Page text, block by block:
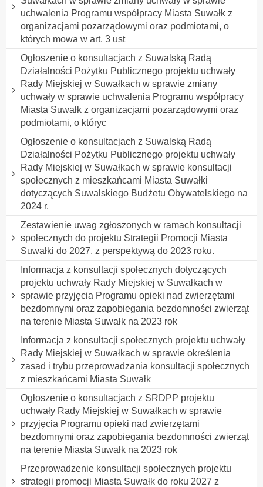
uchwalenia Programu współpracy Miasta Suwałk z
organizacjami pozarządowymi oraz podmiotami, o
których mowa w art. 3 ust
Ogłoszenie o konsultacjach z Suwalską Radą
Działalności Pożytku Publicznego projektu uchwały
Rady Miejskiej w Suwałkach w sprawie zmiany
uchwały w sprawie uchwalenia Programu współpracy
Miasta Suwałk z organizacjami pozarządowymi oraz
podmiotami, o któryc
Ogłoszenie o konsultacjach z Suwalską Radą
Działalności Pożytku Publicznego projektu uchwały
Rady Miejskiej w Suwałkach w sprawie konsultacji
społecznych z mieszkańcami Miasta Suwałki
dotyczących Suwalskiego Budżetu Obywatelskiego na
2024 r.
Zestawienie uwag zgłoszonych w ramach konsultacji
społecznych do projektu Strategii Promocji Miasta
Suwałki do 2027, z perspektywą do 2023 roku.
Informacja z konsultacji społecznych dotyczących
projektu uchwały Rady Miejskiej w Suwałkach w
sprawie przyjęcia Programu opieki nad zwierzętami
bezdomnymi oraz zapobiegania bezdomności zwierząt
na terenie Miasta Suwałk na 2023 rok
Informacja z konsultacji społecznych projektu uchwały
Rady Miejskiej w Suwałkach w sprawie określenia
zasad i trybu przeprowadzania konsultacji społecznych
z mieszkańcami Miasta Suwałk
Ogłoszenie o konsultacjach z SRDPP projektu
uchwały Rady Miejskiej w Suwałkach w sprawie
przyjęcia Programu opieki nad zwierzętami
bezdomnymi oraz zapobiegania bezdomności zwierząt
na terenie Miasta Suwałk na 2023 rok
Przeprowadzenie konsultacji społecznych projektu
strategii promocji Miasta Suwałk do roku 2027 z